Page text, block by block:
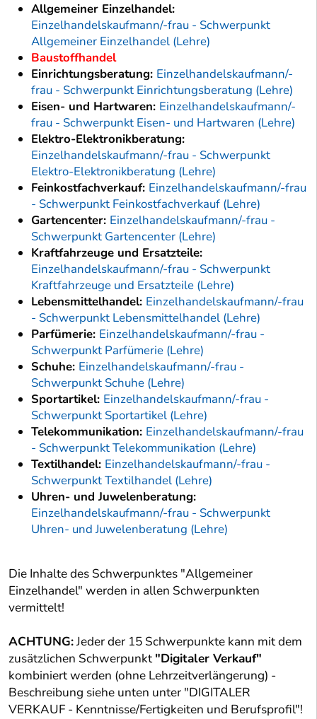
Allgemeiner Einzelhandel:
Einzelhandelskaufmann/-frau - Schwerpunkt
Allgemeiner Einzelhandel (Lehre)
Baustoffhandel
Einrichtungsberatung: Einzelhandelskaufmann/-
frau - Schwerpunkt Einrichtungsberatung (Lehre)
Eisen- und Hartwaren: Einzelhandelskaufmann/-
frau - Schwerpunkt Eisen- und Hartwaren (Lehre)
Elektro-Elektronikberatung:
Einzelhandelskaufmann/-frau - Schwerpunkt
Elektro-Elektronikberatung (Lehre)
Feinkostfachverkauf: Einzelhandelskaufmann/-frau
- Schwerpunkt Feinkostfachverkauf (Lehre)
Gartencenter: Einzelhandelskaufmann/-frau -
Schwerpunkt Gartencenter (Lehre)
Kraftfahrzeuge und Ersatzteile:
Einzelhandelskaufmann/-frau - Schwerpunkt
Kraftfahrzeuge und Ersatzteile (Lehre)
Lebensmittelhandel: Einzelhandelskaufmann/-frau
- Schwerpunkt Lebensmittelhandel (Lehre)
Parfümerie: Einzelhandelskaufmann/-frau -
Schwerpunkt Parfümerie (Lehre)
Schuhe: Einzelhandelskaufmann/-frau -
Schwerpunkt Schuhe (Lehre)
Sportartikel: Einzelhandelskaufmann/-frau -
Schwerpunkt Sportartikel (Lehre)
Telekommunikation: Einzelhandelskaufmann/-frau
- Schwerpunkt Telekommunikation (Lehre)
Textilhandel: Einzelhandelskaufmann/-frau -
Schwerpunkt Textilhandel (Lehre)
Uhren- und Juwelenberatung:
Einzelhandelskaufmann/-frau - Schwerpunkt
Uhren- und Juwelenberatung (Lehre)
Die Inhalte des Schwerpunktes "Allgemeiner
Einzelhandel" werden in allen Schwerpunkten
vermittelt!
ACHTUNG:Jeder der 15 Schwerpunkte kann mit dem
zusätzlichen Schwerpunkt"Digitaler Verkauf"
kombiniert werden (ohne Lehrzeitverlängerung) -
Beschreibung siehe unten unter "DIGITALER
VERKAUF - Kenntnisse/Fertigkeiten und Berufsprofil"!